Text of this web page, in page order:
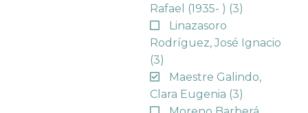
Rafael (1935- ) (3)
Linazasoro
Rodríguez, José Ignacio
(3)
Maestre Galindo,
Clara Eugenia (3)